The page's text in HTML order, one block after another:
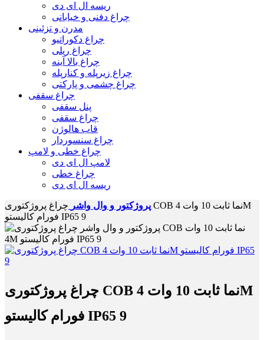
ریسه ال ای دی
چراغ دفنی و خیابانی
مدرن و تزئینی
چراغ دکوراتیو
چراغ ریلی
چراغ بالا آینه
چراغ زیرپله و کنارپله
چراغ چشمی و پارکتی
چراغ سقفی
پنل سقفی
چراغ سقفی
قاب هالوژن
چراغ سنسوردار
چراغ خطی و لامپ
لامپ ال ای دی
چراغ خطی
ریسه ال ای دی
پروژکتور و وال واشر چراغ پروژکتوری COB نما ثابت 10 وات 4M
فورام کالیستو IP65 9
چراغ پروژکتوری COB نما ثابت 10 وات 4M
فورام کالیستو IP65 9